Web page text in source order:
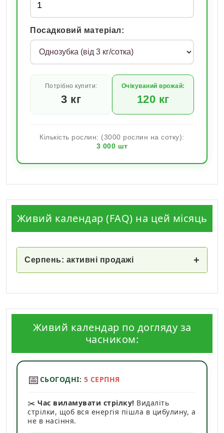
Посадковий матеріал:
Потрібно купити:
3 кг
Очікуваний врожай:
120 кг
Кількість рослин: (3000 рослин на сотку):
3 000 шт
Живий календар (FAQ) на цей місяць
Серпень: активні продажі +
Живий календар по догляду за
часником:
📅 СЬОГОДНІ: 5 СЕРПНЯ
✂️ Час виламувати стрілку! Видаліть
стрілки, щоб вся енергія пішла в цибулину, а
не в насіння.